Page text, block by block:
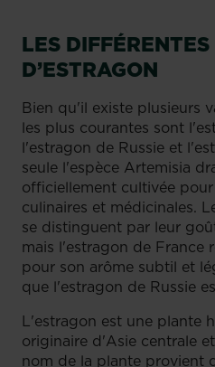
LES
D’ESTRAGON
Bien qu'il existe plusieurs
les plus courantes sont
l'estragon de Russie et
seule l'espèce Artemisia
officiellement cultivée
culinaires et médicinales.
se distinguent par leur
mais l'estragon de France
pour son arôme subtil et
que l'estragon de Russie
L'estragon est une plante
originaire d'Asie centrale
nom de la plante provient